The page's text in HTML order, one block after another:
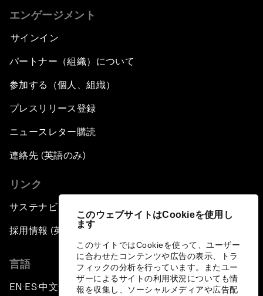
このウェブサイトはCookieを使用し
ます
このサイトではCookieを使って、ユーザー
に合わせたコンテンツや広告の表示、トラ
フィックの分析を行っています。またユー
ザーによるサイトの利用状況についても情
報を収集し、ソーシャルメディアや広告配
エンゲージメント
サインイン
パートナー（組織）について
参加する（個人、組織）
プレスリリース登録
ニュースレター購読
連絡先 (英語のみ)
リンク
サステナビリティへの取り組み
採用情報 (英語のみ)
言語
EN ▪ES▪中文▪ 日本語